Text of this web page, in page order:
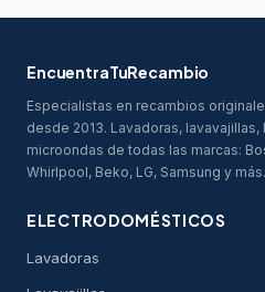
EncuentraTuRecambio
Especialistas en recambios
desde 2013. Lavadoras,
microondas de todas las marcas:
Whirlpool, Beko, LG, Samsung y
ELECTRODOMÉSTICOS
Lavadoras